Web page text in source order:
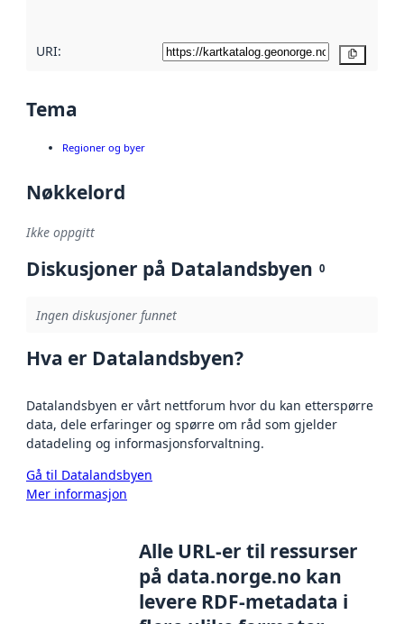
URI:
Tema
Regioner og byer
Nøkkelord
Ikke oppgitt
Diskusjoner på Datalandsbyen 0
Ingen diskusjoner funnet
Hva er Datalandsbyen?
Datalandsbyen er vårt nettforum hvor du kan etterspørre
data, dele erfaringer og spørre om råd som gjelder
datadeling og informasjonsforvaltning.
Gå til Datalandsbyen
Mer informasjon
Alle URL-er til ressurser
på data.norge.no kan
levere RDF-metadata i